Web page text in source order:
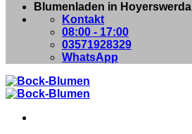
Blumenladen in Hoyerswerda
Kontakt
08:00 - 17:00
03571928329
WhatsApp